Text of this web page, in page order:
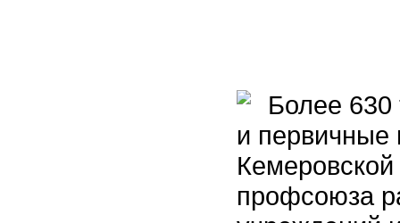
Более 630
и первичные
профсоюза